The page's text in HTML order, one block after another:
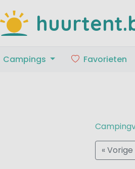
Campings Favorieten
« Vorige